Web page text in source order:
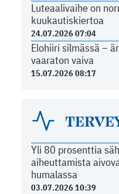
Luteaalivaihe on
kuukautiskiertoa
24.07.2026 07:04
Elohiiri silmässä –
vaaraton vaiva
15.07.2026 08:17
Yli 80 prosenttia
aiheuttamista
humalassa
03.07.2026 10:39